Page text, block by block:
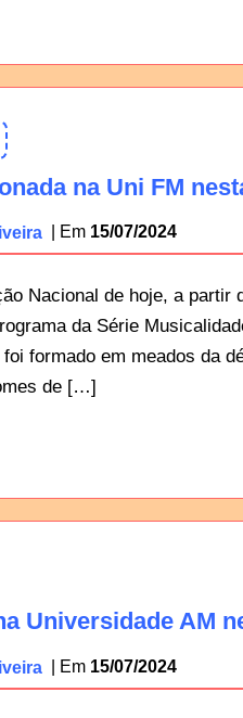
na Uni FM
15/07/2024
Nacional de hoje, a
da Série
formado em meados da
de […]
Universidade AM
15/07/2024